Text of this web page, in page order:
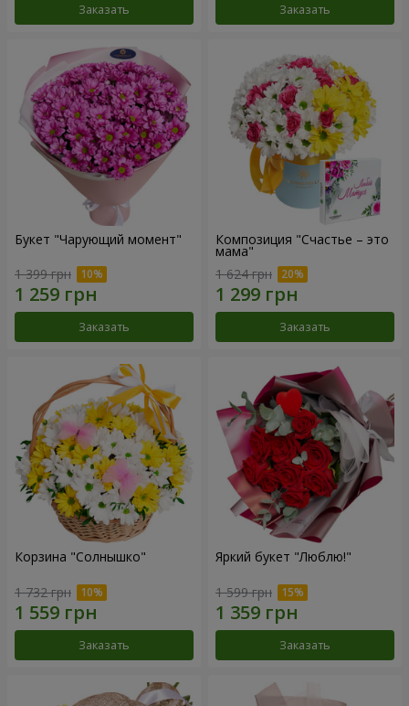
Заказать Заказать
Букет "Чарующий момент"
1 399 грн
Заказать
Композиция "Счастье – это
мама"
1 624 грн
Заказать
Корзина "Солнышко"
1 732 грн
Заказать
Яркий букет "Люблю!"
1 599 грн
Заказать